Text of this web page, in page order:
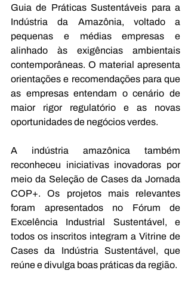
Guia de Práticas Sustentáveis para a
Indústria da Amazônia, voltado a
pequenas e médias empresas e
alinhado às exigências ambientais
contemporâneas. O material apresenta
orientações e recomendações para que
as empresas entendam o cenário de
maior rigor regulatório e as novas
oportunidades de negócios verdes.
A indústria amazônica também
reconheceu iniciativas inovadoras por
meio da Seleção de Cases da Jornada
COP+. Os projetos mais relevantes
foram apresentados no Fórum de
Excelência Industrial Sustentável, e
todos os inscritos integram a Vitrine de
Cases da Indústria Sustentável, que
reúne e divulga boas práticas da região.